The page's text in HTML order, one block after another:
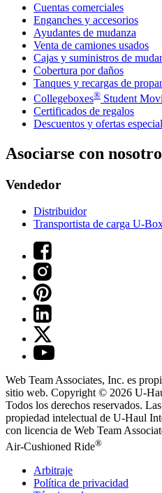
Cuentas comerciales
Enganches y accesorios
Ayudantes de mudanza
Venta de camiones usados
Cajas y suministros de
Cobertura por daños
Tanques y recargas de
Collegeboxes® Student
Certificados de regalos
Descuentos y ofertas
Asociarse con
Vendedor
Distribuidor
Transportista de carga U-
Web Team Associates, Inc. es
sitio web. Copyright © 2026 U-
Todos los derechos reservados.
propiedad intelectual de U-Haul
con licencia de Web Team
Air-Cushioned Ride®
Arbitraje
Política de privacidad